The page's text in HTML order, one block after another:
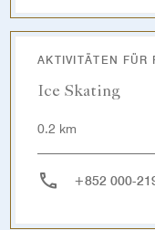
AKTIVITÄTEN FÜR
Ice Skating
0.2 km
+852 000-